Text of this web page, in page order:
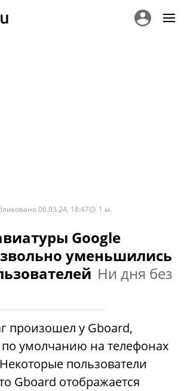
06.03.24, 18:47 1 м.
Google
уменьшились
Ни дня без
произошел у Gboard,
по умолчанию на телефонах
пользователи
Gboard отображается